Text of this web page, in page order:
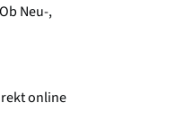
Neu-,
online